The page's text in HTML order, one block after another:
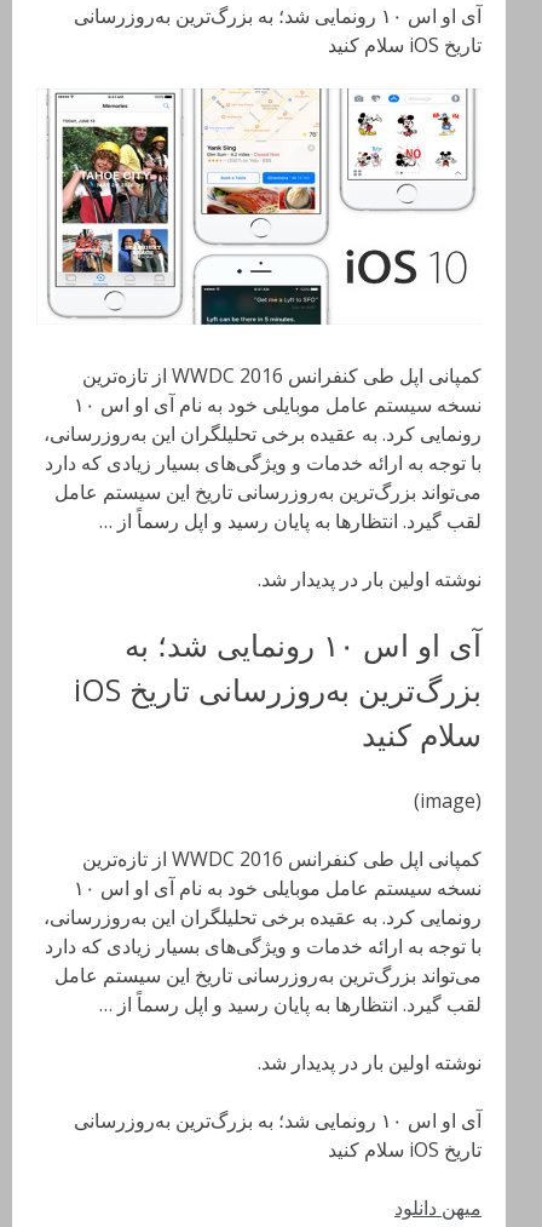
آی او اس ١٠ رونمایی شد؛ به بزرگ‌ترین به‌روزرسانی
تاریخ iOS سلام کنید
کمپانی اپل طی کنفرانس WWDC 2016 از تازه‌ترین
نسخه سیستم عامل موبایلی خود به نام آی او اس ١٠
رونمایی کرد. به عقیده برخی تحلیلگران این به‌روزرسانی،
با توجه به ارائه خدمات و ویژگی‌های بسیار زیادی که دارد
می‌تواند بزرگ‌ترین به‌روزرسانی تاریخ این سیستم عامل
لقب گیرد. انتظارها به پایان رسید و اپل رسماً از …
نوشته اولین بار در پدیدار شد.
آی او اس ١٠ رونمایی شد؛ به
بزرگ‌ترین به‌روزرسانی تاریخ iOS
سلام کنید
(image)
کمپانی اپل طی کنفرانس WWDC 2016 از تازه‌ترین
نسخه سیستم عامل موبایلی خود به نام آی او اس ١٠
رونمایی کرد. به عقیده برخی تحلیلگران این به‌روزرسانی،
با توجه به ارائه خدمات و ویژگی‌های بسیار زیادی که دارد
می‌تواند بزرگ‌ترین به‌روزرسانی تاریخ این سیستم عامل
لقب گیرد. انتظارها به پایان رسید و اپل رسماً از …
نوشته اولین بار در پدیدار شد.
آی او اس ١٠ رونمایی شد؛ به بزرگ‌ترین به‌روزرسانی
تاریخ iOS سلام کنید
میهن دانلود